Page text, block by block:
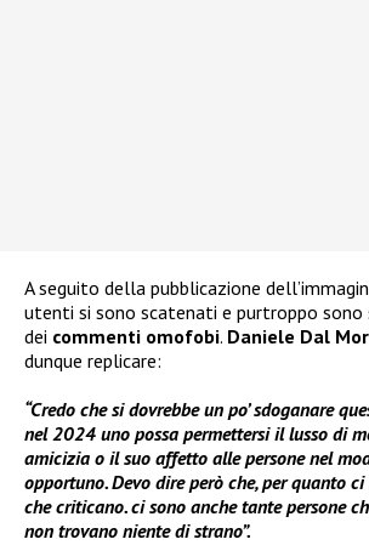
A seguito della pubblicazione
utenti si sono scatenati e purtroppo sono
dei commenti omofobi. Daniele Dal
dunque replicare:
“Credo che si dovrebbe un po’ sdoganare
nel 2024 uno possa permettersi il lusso di
amicizia o il suo affetto alle persone nel
opportuno. Devo dire però che, per quanto
che criticano. ci sono anche tante persone
non trovano niente di strano”.